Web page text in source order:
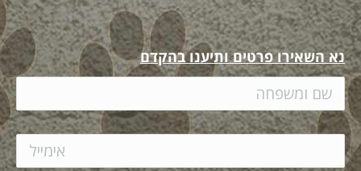
נא השאירו פרטים ותיענו בהקדם